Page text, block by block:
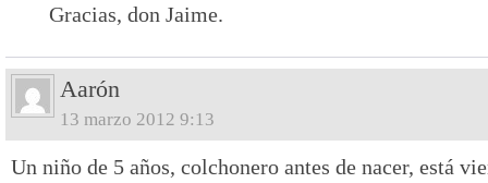
Gracias, don Jaime.
Aarón
13 marzo 2012 9:13
Un niño de 5 años, colchonero antes de nacer, está